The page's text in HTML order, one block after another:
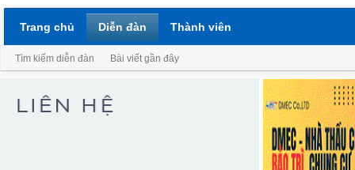
Trang chủ Diễn đàn
Tìm kiếm diễn đàn Bài viết gần đây
Thành viên